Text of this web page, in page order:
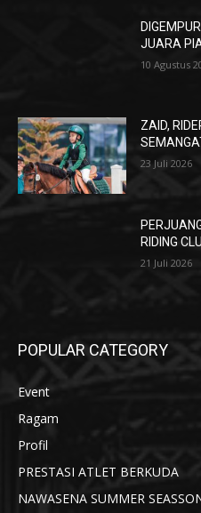
JUARA
10 Agustus
ZAID,
23 Juli 2026
RIDING
21 Juli 2026
POPULAR CATEGORY
Event
Ragam
Profil
PRESTASI ATLET BERKUDA
NAWASENA SUMMER